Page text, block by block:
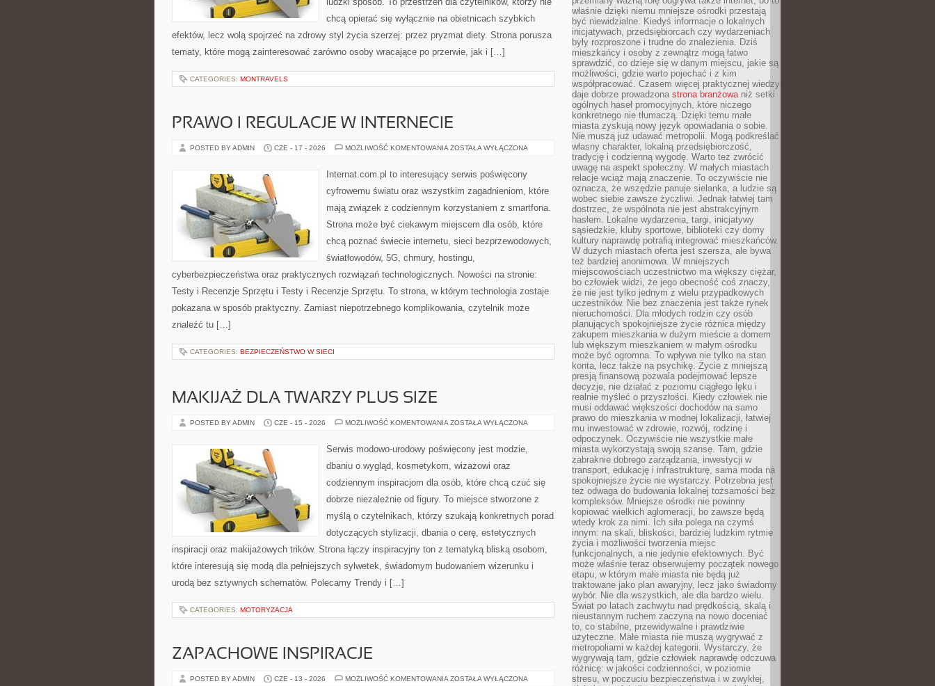
chcą opierać się wyłącznie na obietnicach szybkich
efektów, lecz wolą spojrzeć na zdrowy styl życia szerzej: przez pryzmat diety. Strona porusza
tematy, które mogą zainteresować zarówno osoby wracające po przerwie, jak i […]
CATEGORIES: MONTRAVELS
PRAWO I REGULACJE W INTERNECIE
POSTED BY ADMIN CZE - 17 - 2026 MOŻLIWOŚĆ KOMENTOWANIA PRAWO
INTERNECIE
ZOSTAŁA WYŁĄCZONA
Internat.com.pl to interesujący serwis poświęcony
cyfrowemu światu oraz wszystkim zagadnieniom, które
mają związek z codziennym korzystaniem z smartfona.
Strona może być ciekawym miejscem dla osób, które
chcą poznać świecie internetu, sieci bezprzewodowych,
światłowodów, 5G, chmury, hostingu,
cyberbezpieczeństwa oraz praktycznych rozwiązań technologicznych. Nowości na stronie:
Testy i Recenzje Sprzętu i Testy i Recenzje Sprzętu. To strona, w którym technologia zostaje
pokazana w sposób praktyczny. Zamiast niepotrzebnego komplikowania, czytelnik może
znaleźć tu […]
CATEGORIES: BEZPIECZEŃSTWO W SIECI
MAKIJAŻ DLA TWARZY PLUS SIZE
POSTED BY ADMIN CZE - 15 - 2026 MOŻLIWOŚĆ KOMENTOWANIA MAKIJAŻ
PLUS
SIZE
ZOSTAŁA WYŁĄCZONA
Serwis modowo-urodowy poświęcony jest modzie,
dbaniu o wygląd, kosmetykom, wizażowi oraz
codziennym inspiracjom dla osób, które chcą czuć się
dobrze niezależnie od figury. To miejsce stworzone z
myślą o czytelnikach, którzy szukają konkretnych porad
dotyczących stylizacji, dbania o cerę, estetycznych
inspiracji oraz makijażowych trików. Strona łączy inspiracyjny ton z tematyką bliską osobom,
które interesują się modą dla pełniejszych sylwetek, świadomym budowaniem wizerunku i
urodą bez sztywnych schematów. Polecamy Trendy i […]
CATEGORIES: MOTORYZACJA
ZAPACHOWE INSPIRACJE
POSTED BY ADMIN CZE - 13 - 2026 MOŻLIWOŚĆ KOMENTOWANIA ZAPACHOWE
ZOSTAŁA WYŁĄCZONA
właśnie dzięki niemu mniejsze ośrodki przestają
być niewidzialne. Kiedyś informacje o lokalnych
inicjatywach, przedsiębiorcach czy wydarzeniach
były rozproszone i trudne do znalezienia. Dziś
mieszkańcy i osoby z zewnątrz mogą łatwo
sprawdzić, co dzieje się w danym miejscu, jakie są
możliwości, gdzie warto pojechać i z kim
współpracować. Czasem więcej praktycznej wiedzy
daje dobrze prowadzona strona branżowaniż setki
ogólnych haseł promocyjnych, które niczego
konkretnego nie tłumaczą. Dzięki temu małe
miasta zyskują nowy język opowiadania o sobie.
Nie muszą już udawać metropolii. Mogą podkreślać
własny charakter, lokalną przedsiębiorczość,
tradycję i codzienną wygodę. Warto też zwrócić
uwagę na aspekt społeczny. W małych miastach
relacje wciąż mają znaczenie. To oczywiście nie
oznacza, że wszędzie panuje sielanka, a ludzie są
wobec siebie zawsze życzliwi. Jednak łatwiej tam
dostrzec, że wspólnota nie jest abstrakcyjnym
hasłem. Lokalne wydarzenia, targi, inicjatywy
sąsiedzkie, kluby sportowe, biblioteki czy domy
kultury naprawdę potrafią integrować mieszkańców.
W dużych miastach oferta jest szersza, ale bywa
też bardziej anonimowa. W mniejszych
miejscowościach uczestnictwo ma większy ciężar,
bo człowiek widzi, że jego obecność coś znaczy,
że nie jest tylko jednym z wielu przypadkowych
uczestników. Nie bez znaczenia jest także rynek
nieruchomości. Dla młodych rodzin czy osób
planujących spokojniejsze życie różnica między
zakupem mieszkania w dużym mieście a domem
lub większym mieszkaniem w małym ośrodku
może być ogromna. To wpływa nie tylko na stan
konta, lecz także na psychikę. Życie z mniejszą
presją finansową pozwala podejmować lepsze
decyzje, nie działać z poziomu ciągłego lęku i
realnie myśleć o przyszłości. Kiedy człowiek nie
musi oddawać większości dochodów na samo
prawo do mieszkania w modnej lokalizacji, łatwiej
mu inwestować w zdrowie, rozwój, rodzinę i
odpoczynek. Oczywiście nie wszystkie małe
miasta wykorzystają swoją szansę. Tam, gdzie
zabraknie dobrego zarządzania, inwestycji w
transport, edukację i infrastrukturę, sama moda na
spokojniejsze życie nie wystarczy. Potrzebna jest
też odwaga do budowania lokalnej tożsamości bez
kompleksów. Mniejsze ośrodki nie powinny
kopiować wielkich aglomeracji, bo zawsze będą
wtedy krok za nimi. Ich siła polega na czymś
innym: na skali, bliskości, bardziej ludzkim rytmie
życia i możliwości tworzenia miejsc
funkcjonalnych, a nie jedynie efektownych. Być
może właśnie teraz obserwujemy początek nowego
etapu, w którym małe miasta nie będą już
traktowane jako plan awaryjny, lecz jako świadomy
wybór. Nie dla wszystkich, ale dla bardzo wielu.
Świat po latach zachwytu nad prędkością, skalą i
nieustannym ruchem zaczyna na nowo doceniać
to, co stabilne, przewidywalne i prawdziwie
użyteczne. Małe miasta nie muszą wygrywać z
metropoliami w każdej kategorii. Wystarczy, że
wygrywają tam, gdzie człowiek naprawdę odczuwa
różnicę: w jakości codzienności, w poziomie
stresu, w poczuciu bezpieczeństwa i w zwykłej,